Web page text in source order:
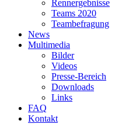
Rennergebnisse
Teams 2020
Teambefragung
News
Multimedia
Bilder
Videos
Presse-Bereich
Downloads
Links
FAQ
Kontakt